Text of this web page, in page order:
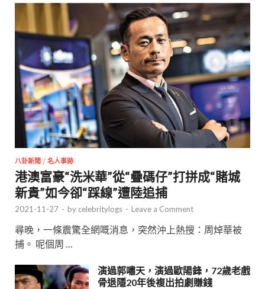
八卦新聞 / 名人事跡
港澳富豪“洗米華”從“疊碼仔”打拼成“賭城
新貴”如今卻“踩線”遭陸追捕
2021-11-27 - by celebritylogs - Leave a Comment
尋晚，一條震驚全網嘅消息，突然沖上熱搜：周焯華被
捕。 呢個周 …
演過郭嘯天，演過歐陽鋒，72歲老戲
骨退隱20年後複出拍劇賺錢